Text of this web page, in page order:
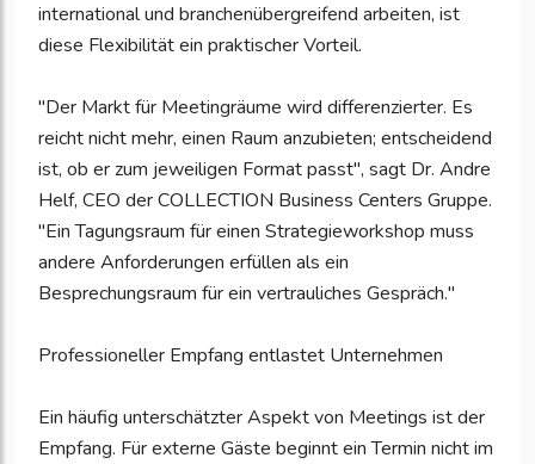
international und branchenübergreifend arbeiten, ist
diese Flexibilität ein praktischer Vorteil.
"Der Markt für Meetingräume wird differenzierter. Es
reicht nicht mehr, einen Raum anzubieten; entscheidend
ist, ob er zum jeweiligen Format passt", sagt Dr. Andre
Helf, CEO der COLLECTION Business Centers Gruppe.
"Ein Tagungsraum für einen Strategieworkshop muss
andere Anforderungen erfüllen als ein
Besprechungsraum für ein vertrauliches Gespräch."
Professioneller Empfang entlastet Unternehmen
Ein häufig unterschätzter Aspekt von Meetings ist der
Empfang. Für externe Gäste beginnt ein Termin nicht im